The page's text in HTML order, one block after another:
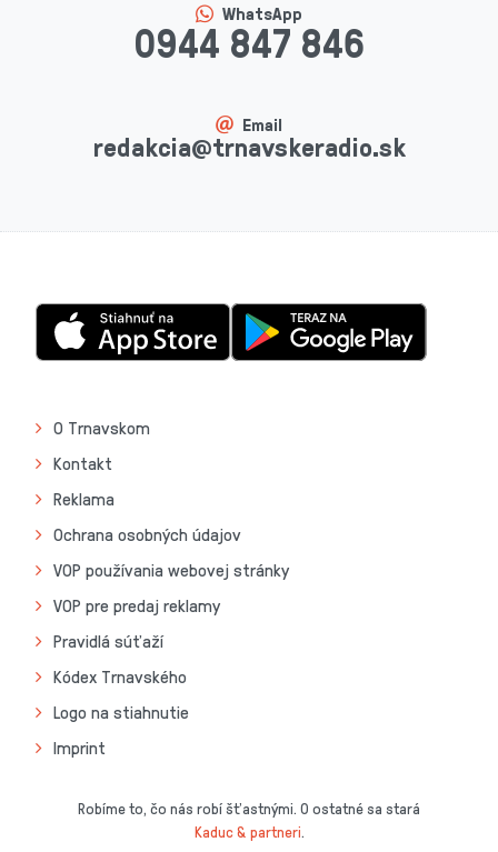
WhatsApp
0944 847 846
Email
redakcia@trnavskeradio.sk
O Trnavskom
Kontakt
Reklama
Ochrana osobných údajov
VOP používania webovej stránky
VOP pre predaj reklamy
Pravidlá súťaží
Kódex Trnavského
Logo na stiahnutie
Imprint
Robíme to, čo nás robí šťastnými. O ostatné sa stará
Kaduc & partneri.